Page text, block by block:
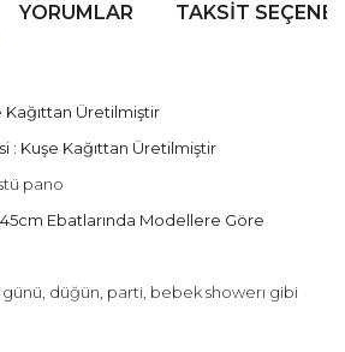
YORUMLAR TAKSIT
Kağıttan Üretilmiştir
: Kuşe Kağıttan Üretilmiştir
pano
Ebatlarında Modellere Göre
düğün, parti, bebek showerı gibi